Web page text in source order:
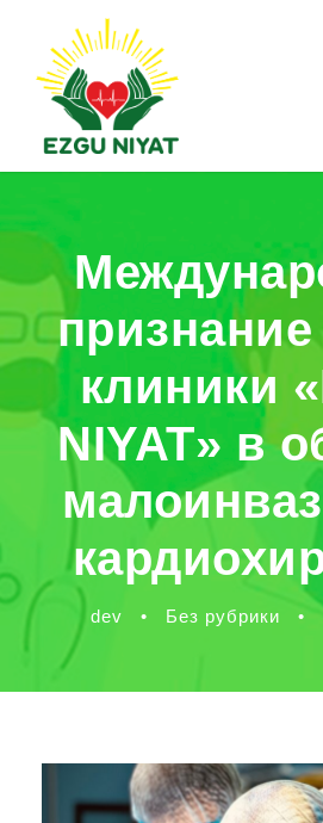
клиники
NIYAT» в
dev • Без рубрики •